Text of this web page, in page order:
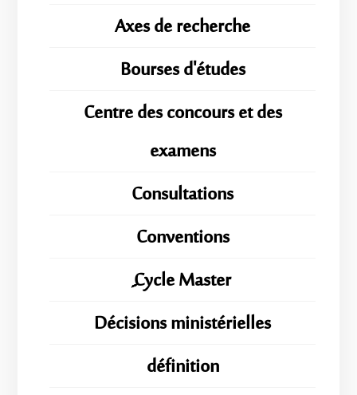
Axes de recherche
Bourses d'études
Centre des concours et des
examens
Consultations
Conventions
ِِِCycle Master
Décisions ministérielles
définition